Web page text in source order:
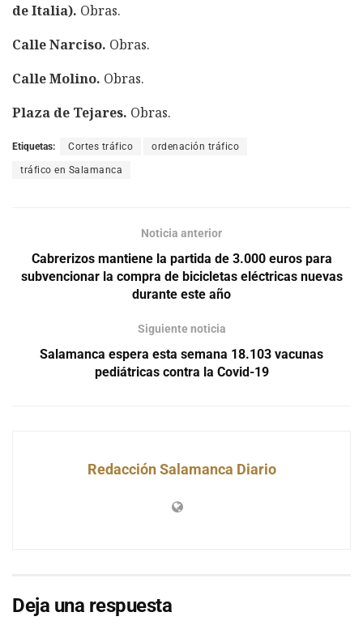
de Italia). Obras.
Calle Narciso. Obras.
Calle Molino. Obras.
Plaza de Tejares. Obras.
Etiquetas: Cortes tráfico ordenación tráfico
tráfico en Salamanca
Noticia anterior
Cabrerizos mantiene la partida de 3.000 euros para
subvencionar la compra de bicicletas eléctricas nuevas
durante este año
Siguiente noticia
Salamanca espera esta semana 18.103 vacunas
pediátricas contra la Covid-19
Redacción Salamanca Diario
Deja una respuesta